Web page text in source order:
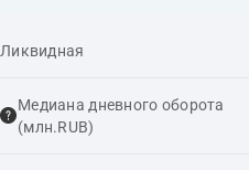
Ликвидная
Медиана дневного оборота
(млн.RUB)